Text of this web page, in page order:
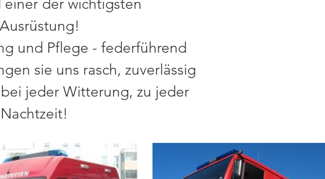
einer der wichtigsten
und Pflege - federführend
sie uns rasch, zuverlässig
jeder Witterung, zu jeder